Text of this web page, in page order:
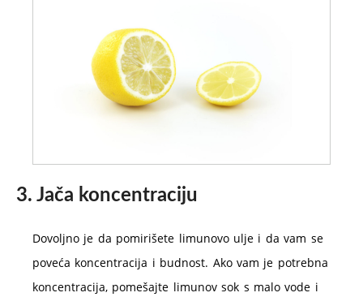
3. Jača koncentraciju
Dovoljno je da pomirišete limunovo ulje i da vam se
poveća koncentracija i budnost. Ako vam je potrebna
koncentracija, pomešajte limunov sok s malo vode i